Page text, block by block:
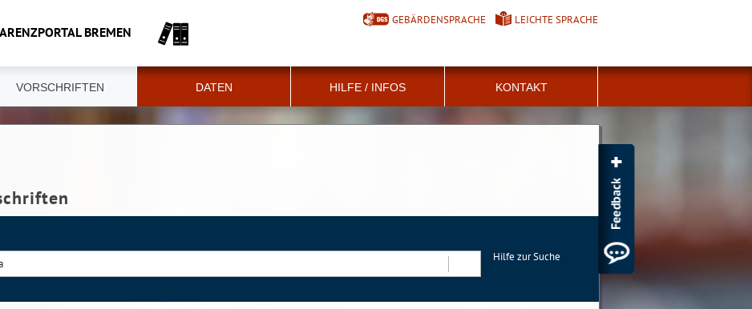
BREMEN
GEBÄRDENSPRACHE LEICHTE SPRACHE
VORSCHRIFTEN DATEN HILFE / INFOS KONTAKT
Hilfe zur Suche